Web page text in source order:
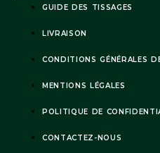
GUIDE DES TISSAGES
LIVRAISON
CONDITIONS GÉNÉRALES
MENTIONS LÉGALES
POLITIQUE DE
CONTACTEZ-NOUS